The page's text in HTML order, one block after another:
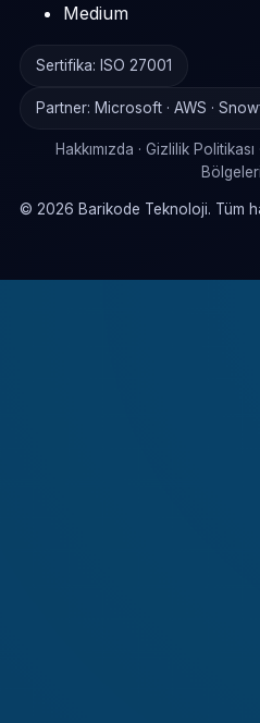
Medium
Sertifika: ISO 27001
Partner: Microsoft · AWS ·
Hakkımızda · Gizlilik Politikası
© 2026 Barikode Teknoloji. Tüm